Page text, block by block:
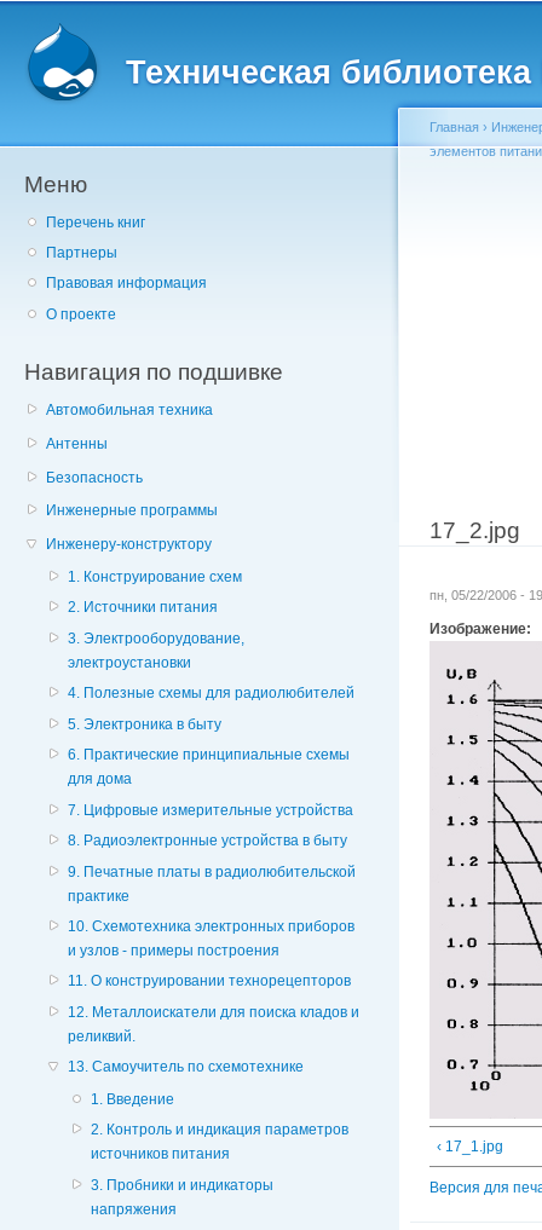
Техническая
Меню
Перечень книг
Партнеры
Правовая информация
О проекте
Навигация по подшивке
Автомобильная техника
Антенны
Безопасность
Инженерные программы
Инженеру-конструктору
1. Конструирование схем
2. Источники питания
3. Электрооборудование,
электроустановки
4. Полезные схемы для радиолюбителей
5. Электроника в быту
6. Практические принципиальные схемы
для дома
7. Цифровые измерительные устройства
8. Радиоэлектронные устройства в быту
9. Печатные платы в радиолюбительской
практике
10. Схемотехника электронных приборов
и узлов - примеры построения
11. О конструировании технорецепторов
12. Металлоискатели для поиска кладов и
реликвий.
13. Самоучитель по схемотехнике
1. Введение
2. Контроль и индикация параметров
источников питания
3. Пробники и индикаторы
напряжения
Главная ›
элементов
17_2.jpg
пн, 05/22/2006 -
Изображение:
‹ 17_1.jpg
Версия для